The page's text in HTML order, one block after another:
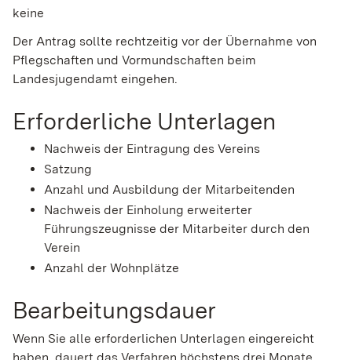
keine
Der Antrag sollte rechtzeitig vor der Übernahme von
Pflegschaften und Vormundschaften beim
Landesjugendamt eingehen.
Erforderliche Unterlagen
Nachweis der Eintragung des Vereins
Satzung
Anzahl und Ausbildung der Mitarbeitenden
Nachweis der Einholung erweiterter
Führungszeugnisse der Mitarbeiter durch den
Verein
Anzahl der Wohnplätze
Bearbeitungsdauer
Wenn Sie alle erforderlichen Unterlagen eingereicht
haben, dauert das Verfahren höchstens drei Monate.